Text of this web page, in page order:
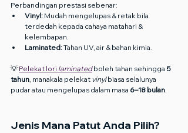
Perbandingan prestasi sebenar:
Vinyl: Mudah mengelupas & retak bila
terdedah kepada cahaya matahari &
kelembapan.
Laminated: Tahan UV, air & bahan kimia.
💡 Pelekat lori laminated boleh tahan sehingga 5
tahun, manakala pelekat vinyl biasa selalunya
pudar atau mengelupas dalam masa 6–18 bulan.
Jenis Mana Patut Anda Pilih?